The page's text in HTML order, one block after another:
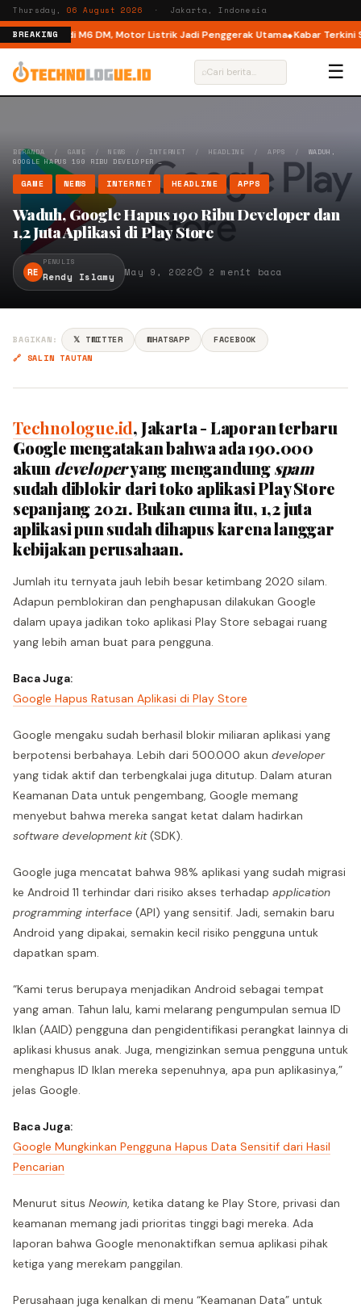
Thursday,06 August 2026 · Jakarta, Indonesia
BREAKING
Mode di M6 DM, Motor Listrik Jadi Penggerak Utama Kabar Terkini
⌕ ☰
BERANDA / GAME /NEWS / INTERNET / HEADLINE / APPS / WADUH,
GOOGLE HAPUS 190 RIBU DEVELOPER …
GAME NEWS INTERNET HEADLINE APPS
Waduh, Google Hapus 190 Ribu Developer dan
1,2 Juta Aplikasi di Play Store
RE
PENULIS
Rendy Islamy May 9, 2022⏱ 2 menit baca
BAGIKAN: 𝕏 TWITTER WHATSAPP
FACEBOOK
🔗 SALIN TAUTAN
Technologue.id, Jakarta - Laporan terbaru
Google mengatakan bahwa ada 190.000
akun developeryang mengandungspam
sudah diblokir dari toko aplikasi Play Store
sepanjang 2021. Bukan cuma itu, 1,2 juta
aplikasi pun sudah dihapus karena langgar
kebijakan perusahaan.
Jumlah itu ternyata jauh lebih besar ketimbang 2020 silam.
Adapun pemblokiran dan penghapusan dilakukan Google
dalam upaya jadikan toko aplikasi Play Store sebagai ruang
yang lebih aman buat para pengguna.
Baca Juga:
Google Hapus Ratusan Aplikasi di Play Store
Google mengaku sudah berhasil blokir miliaran aplikasi yang
berpotensi berbahaya. Lebih dari 500.000 akun developer
yang tidak aktif dan terbengkalai juga ditutup. Dalam aturan
Keamanan Data untuk pengembang, Google memang
menyebut bahwa mereka sangat ketat dalam hadirkan
software development kit(SDK).
Google juga mencatat bahwa 98% aplikasi yang sudah migrasi
ke Android 11 terhindar dari risiko akses terhadap application
programming interface (API) yang sensitif. Jadi, semakin baru
Android yang dipakai, semakin kecil risiko pengguna untuk
dapatkan spam.
“Kami terus berupaya menjadikan Android sebagai tempat
yang aman. Tahun lalu, kami melarang pengumpulan semua ID
Iklan (AAID) pengguna dan pengidentifikasi perangkat lainnya di
aplikasi khusus anak. Juga, mengizinkan semua pengguna untuk
menghapus ID Iklan mereka sepenuhnya, apa pun aplikasinya,”
jelas Google.
Baca Juga:
Google Mungkinkan Pengguna Hapus Data Sensitif dari Hasil
Pencarian
Menurut situs Neowin, ketika datang ke Play Store, privasi dan
keamanan memang jadi prioritas tinggi bagi mereka. Ada
laporan bahwa Google menonaktifkan semua aplikasi pihak
ketiga yang merekam panggilan.
Perusahaan juga kenalkan di menu “Keamanan Data” untuk